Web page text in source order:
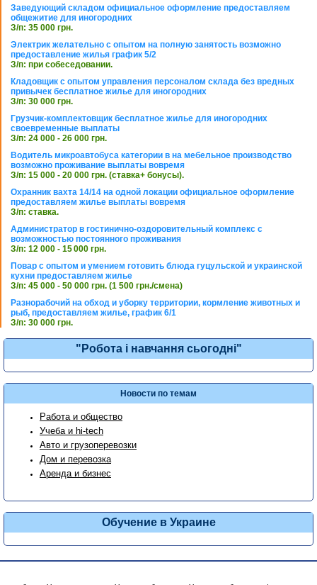
Заведующий складом официальное оформление предоставляем
общежитие для иногородних
З/п: 35 000 грн.
Электрик желательно с опытом на полную занятость возможно
предоставление жилья график 5/2
З/п: при собеседовании.
Кладовщик с опытом управления персоналом склада без вредных
привычек бесплатное жилье для иногородних
З/п: 30 000 грн.
Грузчик-комплектовщик бесплатное жилье для иногородних
своевременные выплаты
З/п: 24 000 - 26 000 грн.
Водитель микроавтобуса категории в на мебельное производство
возможно проживание выплаты вовремя
З/п: 15 000 - 20 000 грн. (ставка+ бонусы).
Охранник вахта 14/14 на одной локации официальное оформление
предоставляем жилье выплаты вовремя
З/п: ставка.
Администратор в гостинично-оздоровительный комплекс с
возможностью постоянного проживания
З/п: 12 000 - 15 000 грн.
Повар с опытом и умением готовить блюда гуцульской и украинской
кухни предоставляем жилье
З/п: 45 000 - 50 000 грн. (1 500 грн./смена)
Разнорабочий на обход и уборку территории, кормление животных и
рыб, предоставляем жилье, график 6/1
З/п: 30 000 грн.
"Робота і навчання сьогодні"
Новости по темам
Работа и общество
Учеба и hi-tech
Авто и грузоперевозки
Дом и перевозка
Аренда и бизнес
Обучение в Украине